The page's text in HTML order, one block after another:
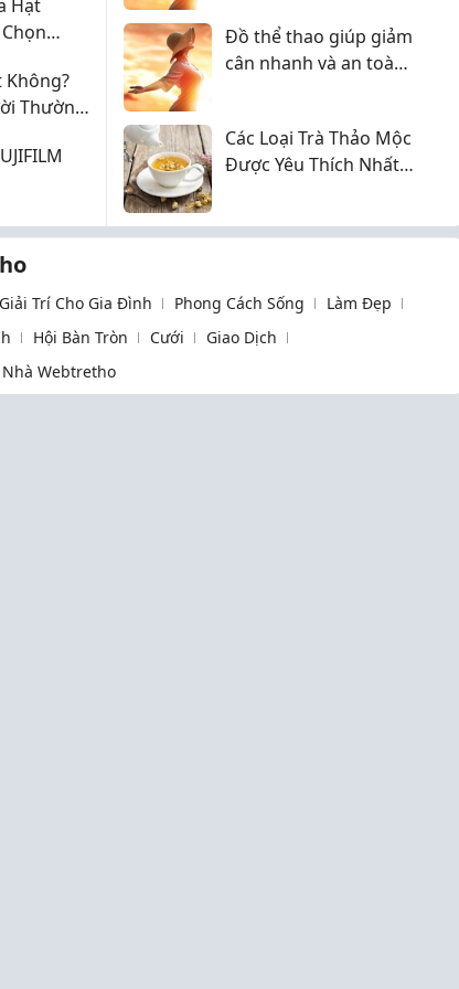
Hạt
Không?
Thường
Đồ thể thao giúp giảm
cân nhanh và an toàn
Các Loại Trà Thảo Mộc
Được Yêu Thích Nhất
Giải Trí Cho Gia Đình Phong Cách Sống
Làm Đẹp
Hội Bàn Tròn Cưới
Giao Dịch
Webtretho